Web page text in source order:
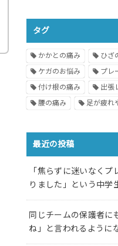
タグ
かかとの痛み
ひざ
ケガのお悩み
プレ
付け根の痛み
出張
腰の痛み
足が疲れ
最近の投稿
「焦らずに迷いなくプ
りました」という中学
同じチームの保護者に
ね」と言われるように